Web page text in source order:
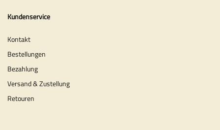
Kundenservice
Kontakt
Bestellungen
Bezahlung
Versand & Zustellung
Retouren